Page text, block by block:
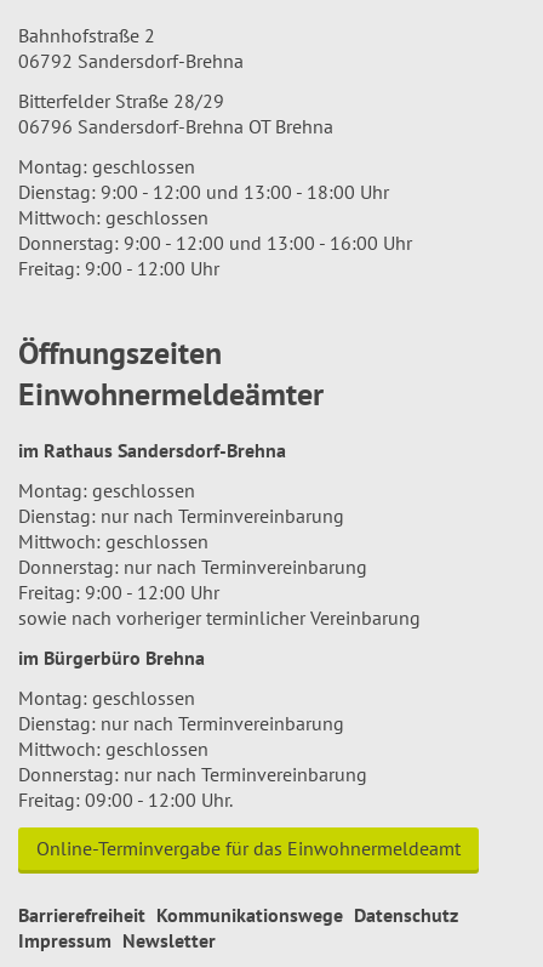
Bahnhofstraße 2
06792 Sandersdorf-Brehna
Bitterfelder Straße 28/29
06796 Sandersdorf-Brehna OT Brehna
Montag: geschlossen
Dienstag: 9:00 - 12:00 und 13:00 - 18:00 Uhr
Mittwoch: geschlossen
Donnerstag: 9:00 - 12:00 und 13:00 - 16:00 Uhr
Freitag: 9:00 - 12:00 Uhr
Öffnungszeiten
Einwohnermeldeämter
im Rathaus Sandersdorf-Brehna
Montag: geschlossen
Dienstag: nur nach Terminvereinbarung
Mittwoch: geschlossen
Donnerstag: nur nach Terminvereinbarung
Freitag: 9:00 - 12:00 Uhr
sowie nach vorheriger terminlicher Vereinbarung
im Bürgerbüro Brehna
Montag: geschlossen
Dienstag: nur nach Terminvereinbarung
Mittwoch: geschlossen
Donnerstag: nur nach Terminvereinbarung
Freitag: 09:00 - 12:00 Uhr.
Online-Terminvergabe für das Einwohnermeldeamt
Barrierefreiheit Kommunikationswege Datenschutz
Impressum Newsletter